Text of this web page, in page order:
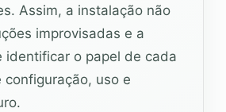
Assim, a instalação não
improvisadas e a
identificar o papel de cada
uso e